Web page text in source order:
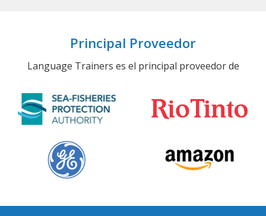
Principal Proveedor
Language Trainers es el principal proveedor de